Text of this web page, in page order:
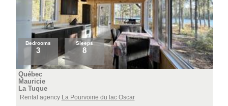
Bedrooms
3
Sleeps
8
Québec
Mauricie
La Tuque
Rental agency La Pourvoirie du lac Oscar